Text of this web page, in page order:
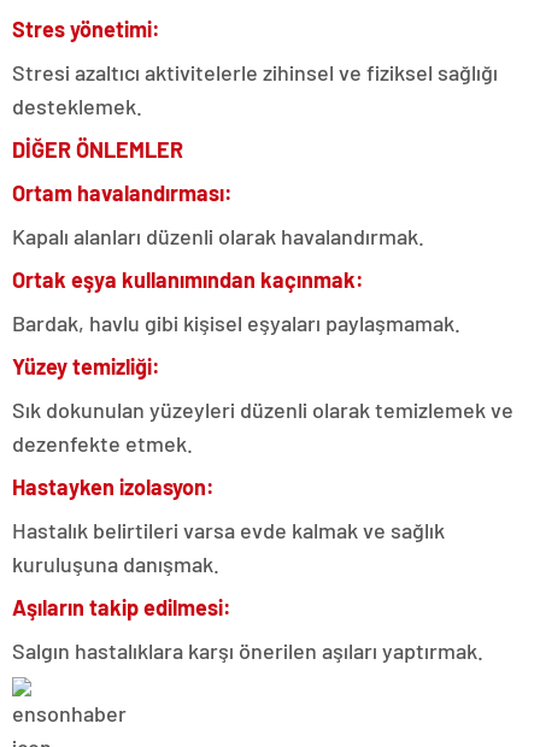
Stres yönetimi:
Stresi azaltıcı aktivitelerle zihinsel ve fiziksel sağlığı
desteklemek.
DİĞER ÖNLEMLER
Ortam havalandırması:
Kapalı alanları düzenli olarak havalandırmak.
Ortak eşya kullanımından kaçınmak:
Bardak, havlu gibi kişisel eşyaları paylaşmamak.
Yüzey temizliği:
Sık dokunulan yüzeyleri düzenli olarak temizlemek ve
dezenfekte etmek.
Hastayken izolasyon:
Hastalık belirtileri varsa evde kalmak ve sağlık
kuruluşuna danışmak.
Aşıların takip edilmesi:
Salgın hastalıklara karşı önerilen aşıları yaptırmak.